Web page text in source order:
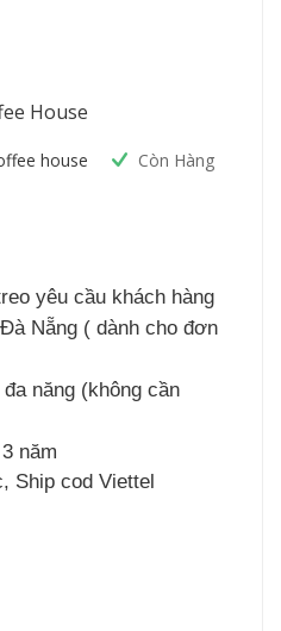
House
house Còn Hàng
yêu cầu khách hàng
Nẵng ( dành cho đơn
năng (không cần
năm
Ship cod Viettel